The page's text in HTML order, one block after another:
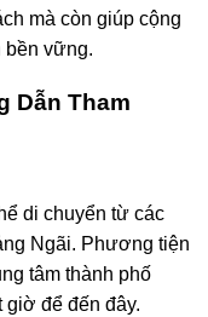
mà còn giúp cộng
bền vững.
Dẫn Tham
di chuyển từ các
Ngãi. Phương tiện
tâm thành phố
giờ để đến đây.